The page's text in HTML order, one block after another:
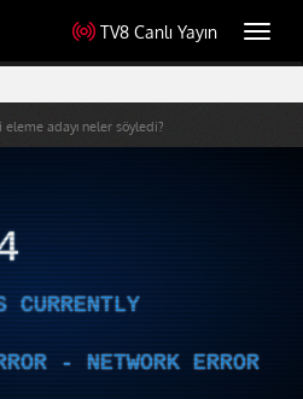
TV8 Canlı Yayın
eleme adayı neler söyledi?
- NETWORK ERROR